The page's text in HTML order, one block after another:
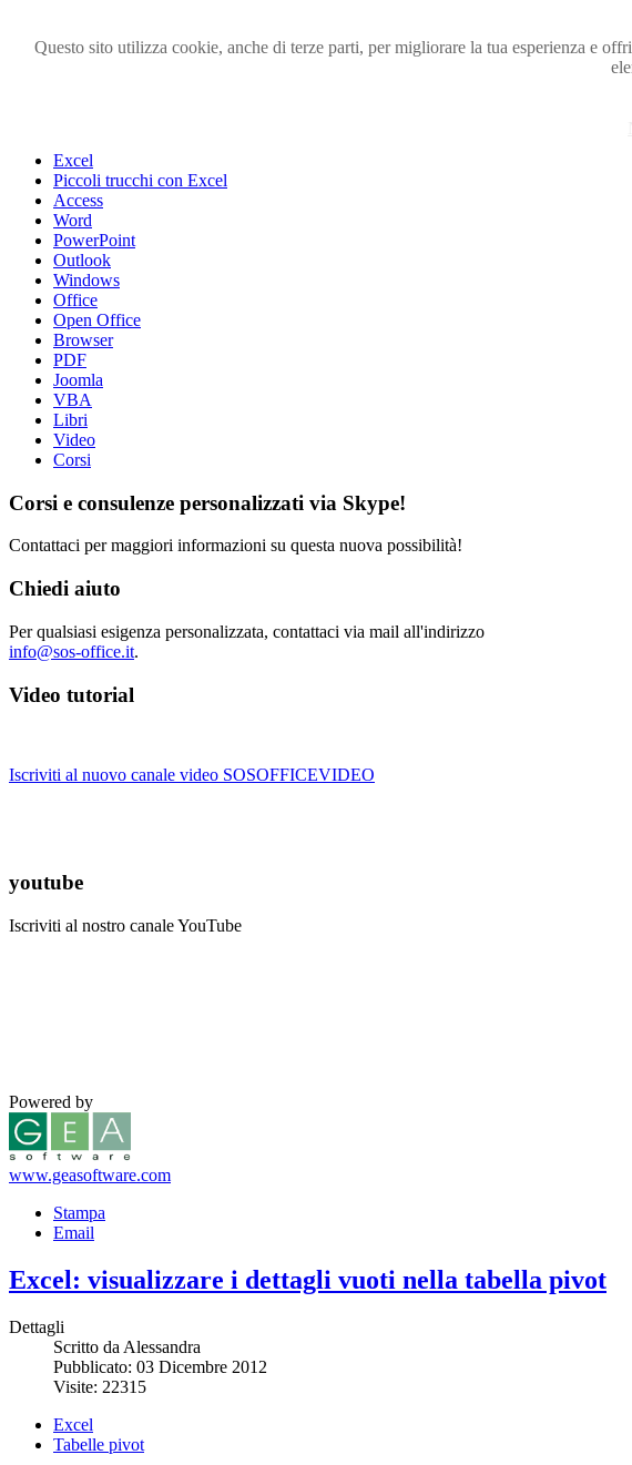
Questo sito utilizza cookie, anche di terze parti, per migliorare la tua esperienza e
Excel
Piccoli trucchi con Excel
Access
Word
PowerPoint
Outlook
Windows
Office
Open Office
Browser
PDF
Joomla
VBA
Libri
Video
Corsi
Corsi e consulenze personalizzati via Skype!
Contattaci per maggiori informazioni su questa nuova possibilità!
Chiedi aiuto
Per qualsiasi esigenza personalizzata, contattaci via mail all'indirizzo
info@sos-office.it.
Video tutorial
Iscriviti al nuovo canale video SOSOFFICEVIDEO
youtube
Iscriviti al nostro canale YouTube
Powered by
www.geasoftware.com
Stampa
Email
Excel: visualizzare i dettagli vuoti nella tabella pivot
Dettagli
Scritto da Alessandra
Pubblicato: 03 Dicembre 2012
Visite: 22315
Excel
Tabelle pivot